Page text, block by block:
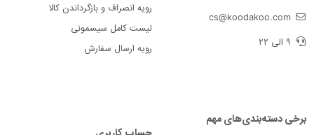
cs@koodakoo.com
۹ الی ۲۲
رویه انصراف و بازگرداندن کالا
لیست کامل سیسمونی
رویه ارسال سفارش
برخی دسته‌بندی‌های مهم
حساب کاربری